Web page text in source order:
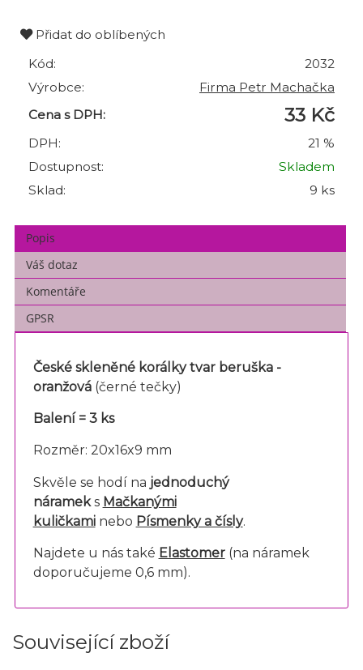
Přidat do oblíbených
Kód:
2032
Výrobce:
Firma Petr Machačka
Cena s DPH:
33 Kč
DPH:
21 %
Dostupnost:
Skladem
Sklad:
9 ks
Popis
Váš dotaz
Komentáře
GPSR
České skleněné korálky tvar beruška -
oranžová(černé tečky)
Balení = 3 ks
Rozměr: 20x16x9 mm
Skvěle se hodí na jednoduchý
nárameks Mačkanými
kuličkaminebo Písmenky a čísly.
Najdete u nás také Elastomer (na náramek
doporučujeme 0,6 mm).
Související zboží